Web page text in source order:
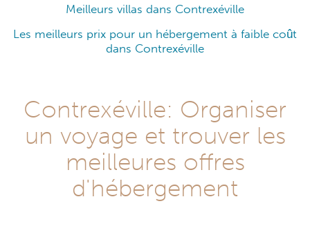
Meilleurs villas dans Contrexéville
Les meilleurs prix pour un hébergement à faible coût
dans Contrexéville
Contrexéville: Organiser
un voyage et trouver les
meilleures offres
d'hébergement